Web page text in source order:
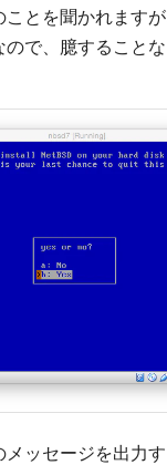
とを聞かれます
で、臆すること
ッセージを出力